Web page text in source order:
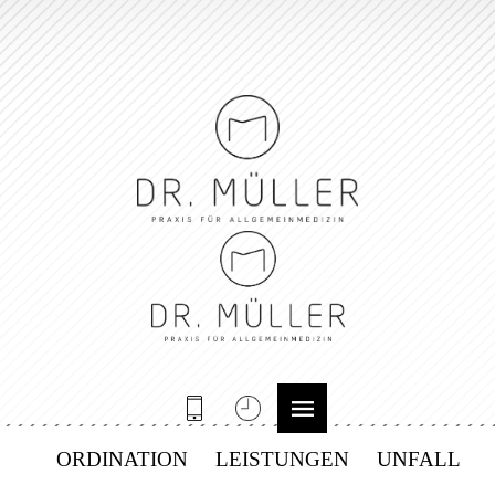
ORDINATION LEISTUNGEN UNFALL